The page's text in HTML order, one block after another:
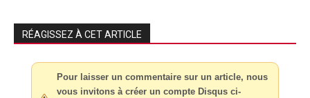
RÉAGISSEZ À CET ARTICLE
Pour laisser un commentaire sur un article, nous
vous invitons à créer un compte Disqus ci-